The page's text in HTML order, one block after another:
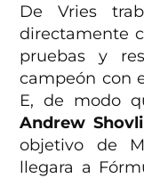
De Vries
directamente
pruebas y
campeón con
E, de modo
Andrew
objetivo de
llegara a